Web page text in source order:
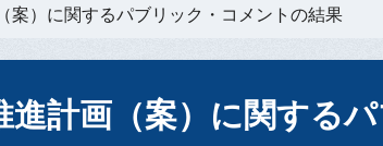
案）に関するパブリック・コメントの結果
計画（案）に関する